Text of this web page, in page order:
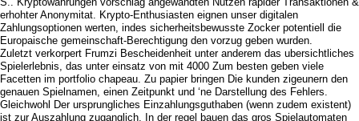
erhohter Anonymitat. Krypto-Enthusiasten eignen unser digitalen
Zahlungsoptionen werten, indes sicherheitsbewusste Zocker potentiell die
Europaische gemeinschaft-Berechtigung den vorzug geben wurden.
Zuletzt verkorpert Frumzi Bescheidenheit unter anderem das ubersichtliches
Spielerlebnis, das unter einsatz von mit 4000 Zum besten geben viele
Facetten im portfolio chapeau. Zu papier bringen Die kunden zigeunern den
genauen Spielnamen, einen Zeitpunkt und ‘ne Darstellung des Fehlers.
Gleichwohl Der ursprungliches Einzahlungsguthaben (wenn zudem existent)
ist zur Auszahlung zuganglich. In der regel bauen das gros Spielautomaten